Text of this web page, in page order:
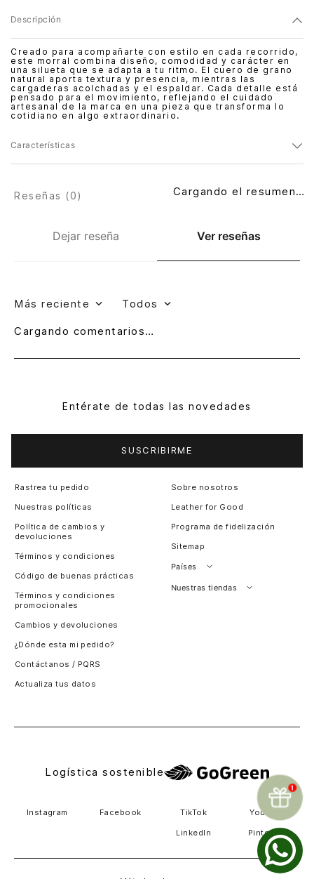
Descripción
Creado para acompañarte con estilo en cada recorrido,
este morral combina diseño, comodidad y carácter en
una silueta que se adapta a tu ritmo. El cuero de grano
natural aporta textura y presencia, mientras las
cargaderas acolchadas y el espaldar. Cada detalle está
pensado para el movimiento, reflejando el cuidado
artesanal de la marca en una pieza que transforma lo
cotidiano en algo extraordinario.
Características
Dejar reseña Ver reseñas
Reseñas (0) Cargando el resumen…
Más reciente Todos
Cargando comentarios…
Entérate de todas las novedades
SUSCRIBIRME
Rastrea tu pedido
Nuestras políticas
Política de cambios y
devoluciones
Términos y condiciones
Código de buenas prácticas
Términos y condiciones
promocionales
Cambios y devoluciones
¿Dónde esta mi pedido?
Contáctanos / PQRS
Actualiza tus datos
Sobre nosotros
Leather for Good
Programa de fidelización
Sitemap
Países
Perú
Nuestras tiendas
Logística sostenible
Instagram Facebook TikTok Youtube
LinkedIn Pinterest